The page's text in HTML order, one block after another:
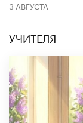
3 АВГУСТА
УЧИТЕЛЯ